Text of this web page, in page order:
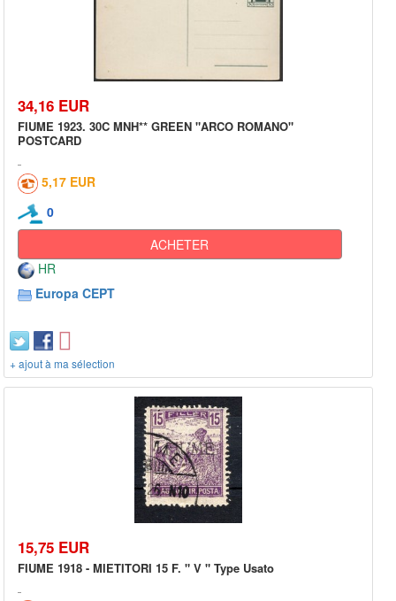
34,16 EUR
FIUME 1923. 30C MNH** GREEN "ARCO ROMANO"
POSTCARD
5,17 EUR
0
ACHETER
HR
Europa CEPT
+ ajout à ma sélection
15,75 EUR
FIUME 1918 - MIETITORI 15 F. " V " Type Usato